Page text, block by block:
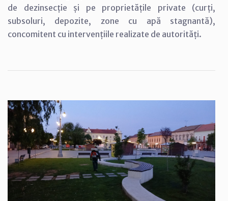
de dezinsecție și pe proprietățile private (curți,
subsoluri, depozite, zone cu apă stagnantă),
concomitent cu intervențiile realizate de autorități.